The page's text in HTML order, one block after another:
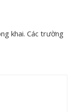
khai. Các trường